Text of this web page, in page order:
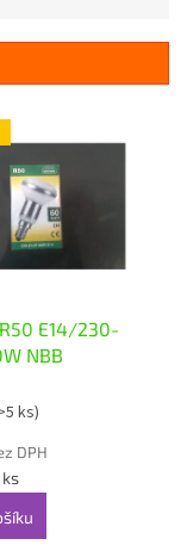
E14/230-
NBB
ks)
DPH